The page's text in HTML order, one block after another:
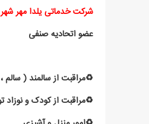
شرکت خدماتی یلدا مهر شهر
عضو اتحادیه صنفی
♻️مراقبت از سالمند ( سالم
♻️مراقبت از کودک و